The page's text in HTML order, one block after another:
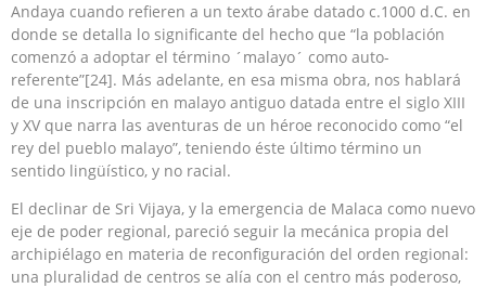
Andaya cuando refieren a un texto árabe datado c.1000 d.C. en
donde se detalla lo significante del hecho que “la población
comenzó a adoptar el término ´malayo´ como auto-
referente”[24]. Más adelante, en esa misma obra, nos hablará
de una inscripción en malayo antiguo datada entre el siglo XIII
y XV que narra las aventuras de un héroe reconocido como “el
rey del pueblo malayo”, teniendo éste último término un
sentido lingüístico, y no racial.
El declinar de Sri Vijaya, y la emergencia de Malaca como nuevo
eje de poder regional, pareció seguir la mecánica propia del
archipiélago en materia de reconfiguración del orden regional:
una pluralidad de centros se alía con el centro más poderoso,